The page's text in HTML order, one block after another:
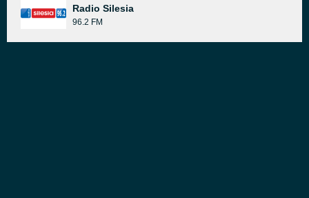
Radio Silesia
96.2 FM